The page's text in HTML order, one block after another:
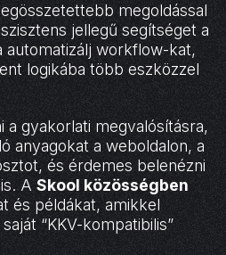
megoldással
jellegű segítséget a
automatizálj workflow-kat,
logikába több eszközzel
a gyakorlati megvalósításra,
anyagokat a weboldalon, a
és érdemes belenézni
is. ASkool közösségben
és példákat, amikkel
“KKV-kompatibilis”